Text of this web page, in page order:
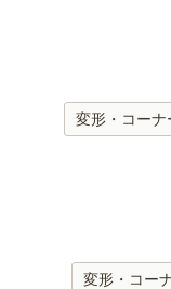
変形・コー
変形・コー